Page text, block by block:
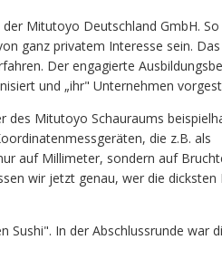
Mitutoyo Deutschland GmbH.
ganz privatem Interesse sein.
Der engagierte
und „ihr" Unternehmen
des Mitutoyo Schauraums
die z.B. als
auf Millimeter, sondern auf
wir jetzt genau, wer die dicksten
Sushi". In der Abschlussrunde war